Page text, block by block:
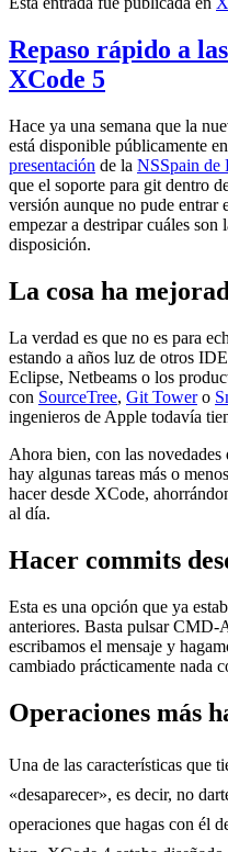
Repaso rápido a
XCode 5
Hace ya una semana que la
está disponible públicamente
presentación de la NSSpain de
que el soporte para git dentro
versión aunque no pude entrar
empezar a destripar cuáles son
disposición.
La cosa ha
La verdad es que no es para
estando a años luz de otros
Eclipse, Netbeams o los
con SourceTree, Git Towero
ingenieros de Apple todavía
Ahora bien, con las
hay algunas tareas más o
hacer desde XCode,
al día.
Hacer commits
Esta es una opción que ya
anteriores. Basta pulsar CMD-
escribamos el mensaje y
cambiado prácticamente nada
Operaciones más
Una de las características que
«desaparecer», es decir, no
operaciones que hagas con él